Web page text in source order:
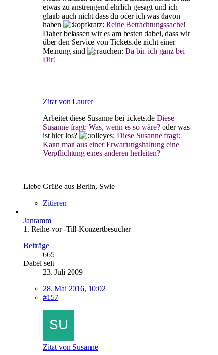
etwas zu anstrengend ehrlich gesagt und ich
glaub auch nicht dass du oder ich was davon
haben
Reine Betrachtungssache!
Daher belassen wir es am besten dabei, dass wir
über den Service von Tickets.de nicht einer
Meinung sind
Da bin ich ganz bei
Dir!
Zitat von Laurer
Arbeitet diese Susanne bei tickets.de Diese
Susanne fragt: Was, wenn es so wäre? oder was
ist hier los?
Diese Susanne fragt:
Kann man aus einer Erwartungshaltung eine
Verpflichtung eines anderen herleiten?
Liebe Grüße aus Berlin, Swie
Zitieren
Janramm
1. Reihe-vor -Till-Konzertbesucher
Beiträge
665
Dabei seit
23. Juli 2009
28. Mai 2016, 10:02
#157
Zitat von Susanne